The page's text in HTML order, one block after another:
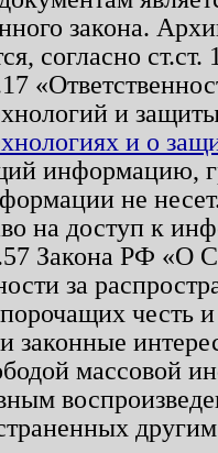
закона.
согласно
и
и о
информацию,
не
на доступ к
Закона РФ «О
за
честь
массовой